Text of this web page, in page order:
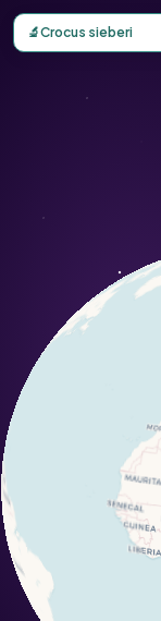
Carte
🔬Crocus sieberi